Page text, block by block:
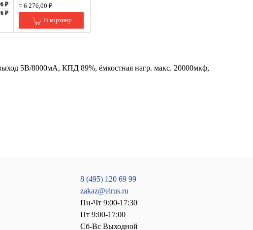
₽
₽
= 6 276,00 ₽
В корзину
5В/8000мА, КПД 89%, ёмкостная нагр. макс. 20000мкф,
8 (495) 120 69 99
zakaz@elrus.ru
Пн-Чт 9:00-17:30
Пт 9:00-17:00
Сб-Вс Выходной